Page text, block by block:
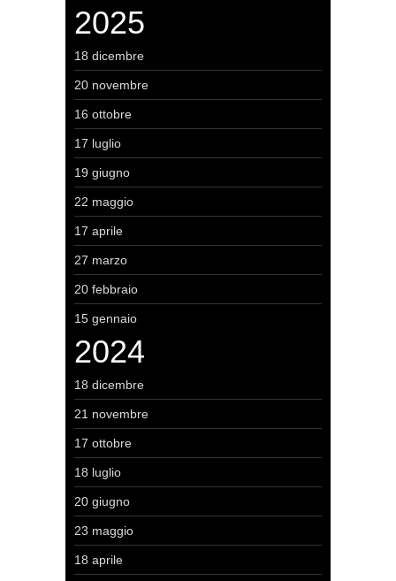
2025
18 dicembre
20 novembre
16 ottobre
17 luglio
19 giugno
22 maggio
17 aprile
27 marzo
20 febbraio
15 gennaio
2024
18 dicembre
21 novembre
17 ottobre
18 luglio
20 giugno
23 maggio
18 aprile